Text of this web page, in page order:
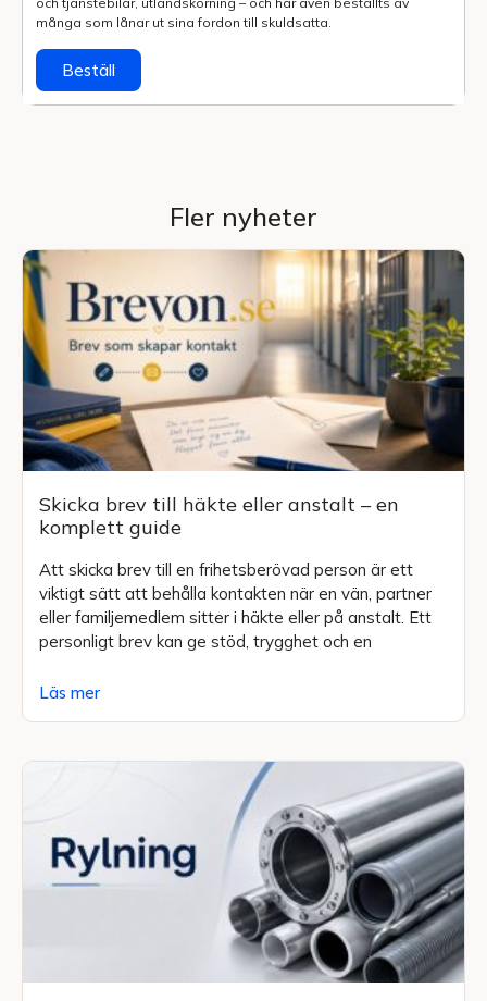
många som lånar ut sina fordon till skuldsatta.
Beställ
Fler nyheter
Skicka brev till häkte eller anstalt – en
komplett guide
Att skicka brev till en frihetsberövad person är ett
viktigt sätt att behålla kontakten när en vän, partner
eller familjemedlem sitter i häkte eller på anstalt. Ett
personligt brev kan ge stöd, trygghet och en
Läs mer